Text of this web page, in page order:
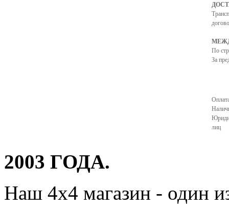
По
За
лиц
2003 ГОДА.
Наш 4x4 магазин - один